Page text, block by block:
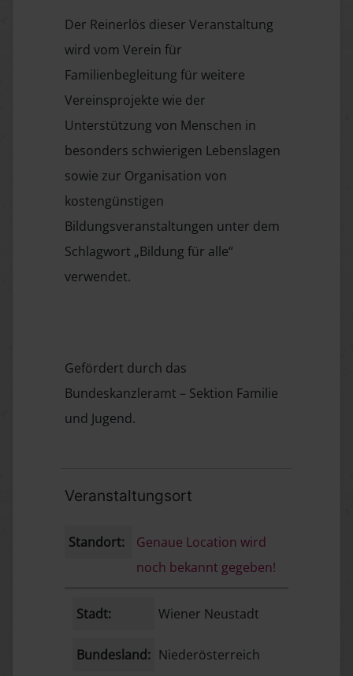
Der Reinerlös dieser Veranstaltung
wird vom Verein für
Familienbegleitung für weitere
Vereinsprojekte wie der
Unterstützung von Menschen in
besonders schwierigen Lebenslagen
sowie zur Organisation von
kostengünstigen
Bildungsveranstaltungen unter dem
Schlagwort „Bildung für alle“
verwendet.
Gefördert durch das
Bundeskanzleramt – Sektion Familie
und Jugend.
Veranstaltungsort
Standort:
Genaue Location wird
noch bekannt gegeben!
Stadt: Wiener Neustadt
Bundesland: Niederösterreich